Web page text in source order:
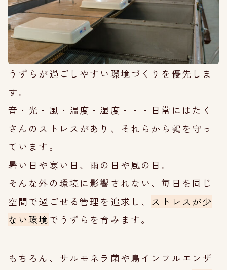
うずらが過ごしやすい環境づくりを優先しま
す。
音・光・風・温度・湿度・・・日常にはたく
さんのストレスがあり、それらから鶉を守っ
ています。
暑い日や寒い日、雨の日や風の日。
そんな外の環境に影響されない、毎日を同じ
空間で過ごせる管理を追求し、 ストレスが少
ない環境でうずらを育みます。
もちろん、サルモネラ菌や鳥インフルエンザ